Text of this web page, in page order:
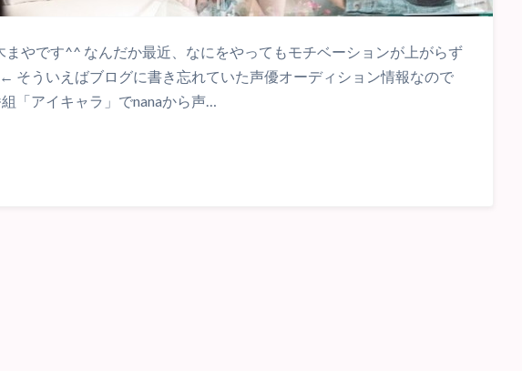
まやです^^ なんだか最近、なにをやってもモチベーションが上がらず
そういえばブログに書き忘れていた声優オーディション情報なので
「アイキャラ」でnanaから声…